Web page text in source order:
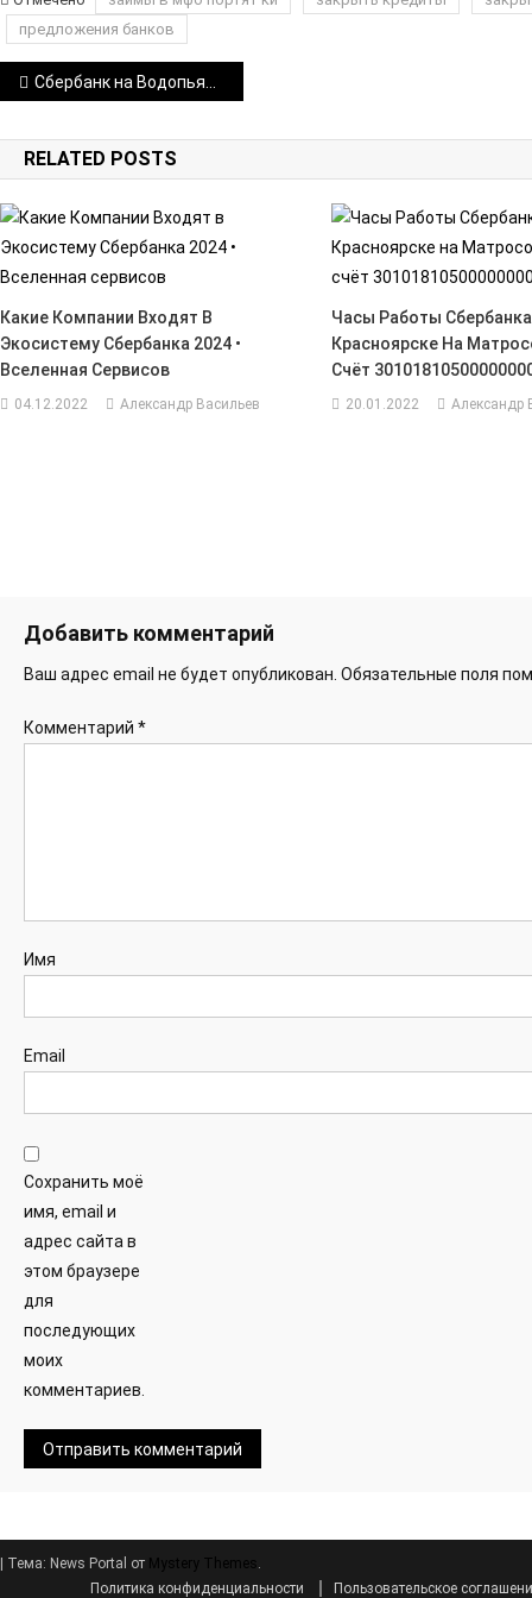
предложения банков
Навигация
по
записям
Сбербанк на Водопьянова 11 Режим Работы • Оснащенность отделения
RELATED POSTS
Какие Компании Входят В
Экосистему Сбербанка 2024 •
Вселенная Сервисов
04.12.2022 Александр Васильев
Часы Работы
Красноярске На
Счёт
20.01.2022 Александр
Добавить комментарий
Ваш адрес email не будет опубликован. Обязательные поля
Комментарий *
Имя
Email
Сохранить моё
имя, email и
адрес сайта в
этом браузере
для
последующих
моих
комментариев.
Тема: News Portal от Mystery Themes .
Политика конфиденциальности
Пользовательское